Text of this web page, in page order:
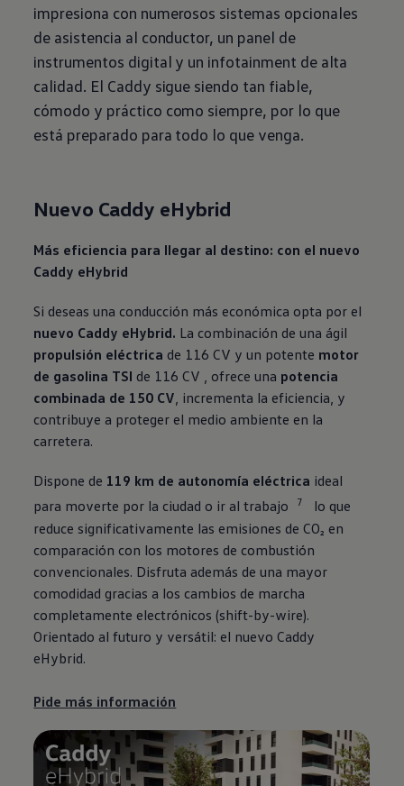
impresiona con numerosos sistemas opcionales
de asistencia al conductor, un panel de
instrumentos digital y un infotainment de alta
calidad. El Caddy sigue siendo tan fiable,
cómodo y práctico como siempre, por lo que
está preparado para todo lo que venga.
Nuevo Caddy eHybrid
Más eficiencia para llegar al destino: con el nuevo
Caddy eHybrid
Si deseas una conducción más económica opta por el
nuevo Caddy eHybrid. La combinación de una ágil
propulsión eléctrica de 116 CV y un potente motor
de gasolina TSI de 116 CV , ofrece una potencia
combinada de 150 CV, incrementa la eficiencia, y
contribuye a proteger el medio ambiente en la
carretera.
Dispone de 119 km de autonomía eléctrica ideal
para moverte por la ciudad o ir al trabajo
7
lo que
reduce significativamente las emisiones de CO₂ en
comparación con los motores de combustión
convencionales. Disfruta además de una mayor
comodidad gracias a los cambios de marcha
completamente electrónicos (shift-by-wire).
Orientado al futuro y versátil: el nuevo Caddy
eHybrid.
Pide más información